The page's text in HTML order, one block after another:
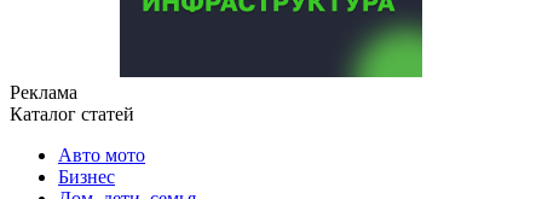
Реклама
Каталог статей
Авто мото
Бизнес